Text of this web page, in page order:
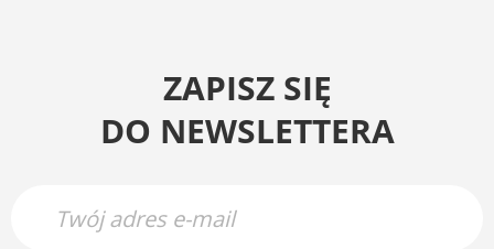
ZAPISZ SIĘ
DO NEWSLETTERA